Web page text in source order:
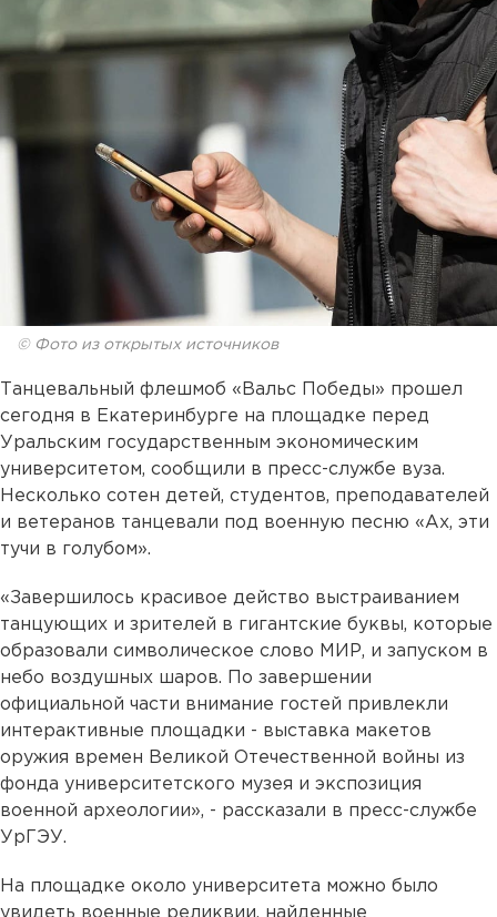
© Фото из открытых источников
Танцевальный флешмоб «Вальс Победы» прошел
сегодня в Екатеринбурге на площадке перед
Уральским государственным экономическим
университетом, сообщили в пресс-службе вуза.
Несколько сотен детей, студентов, преподавателей
и ветеранов танцевали под военную песню «Ах, эти
тучи в голубом».
«Завершилось красивое действо выстраиванием
танцующих и зрителей в гигантские буквы, которые
образовали символическое слово МИР, и запуском в
небо воздушных шаров. По завершении
официальной части внимание гостей привлекли
интерактивные площадки - выставка макетов
оружия времен Великой Отечественной войны из
фонда университетского музея и экспозиция
военной археологии», - рассказали в пресс-службе
УрГЭУ.
На площадке около университета можно было
увидеть военные реликвии, найденные